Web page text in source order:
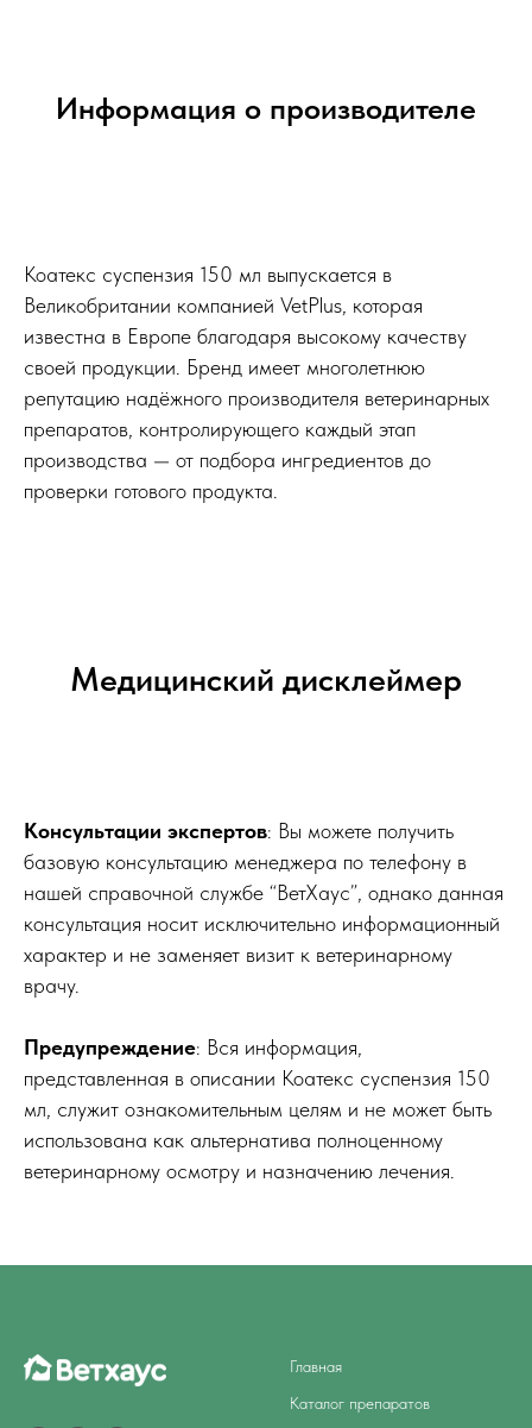
Информация о производителе
Коатекс суспензия 150 мл выпускается в
Великобритании компанией VetPlus, которая
известна в Европе благодаря высокому качеству
своей продукции. Бренд имеет многолетнюю
репутацию надёжного производителя ветеринарных
препаратов, контролирующего каждый этап
производства — от подбора ингредиентов до
проверки готового продукта.
Медицинский дисклеймер
Консультации экспертов: Вы можете получить
базовую консультацию менеджера по телефону в
нашей справочной службе “ВетХаус”, однако данная
консультация носит исключительно информационный
характер и не заменяет визит к ветеринарному
врачу.
Предупреждение: Вся информация,
представленная в описании Коатекс суспензия 150
мл, служит ознакомительным целям и не может быть
использована как альтернатива полноценному
ветеринарному осмотру и назначению лечения.
Главная
Каталог препаратов